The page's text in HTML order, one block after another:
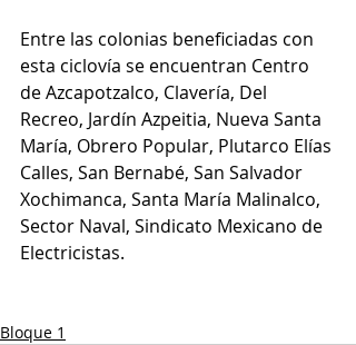
Entre las colonias beneficiadas con
esta ciclovía se encuentran Centro
de Azcapotzalco, Clavería, Del
Recreo, Jardín Azpeitia, Nueva Santa
María, Obrero Popular, Plutarco Elías
Calles, San Bernabé, San Salvador
Xochimanca, Santa María Malinalco,
Sector Naval, Sindicato Mexicano de
Electricistas.
Bloque 1